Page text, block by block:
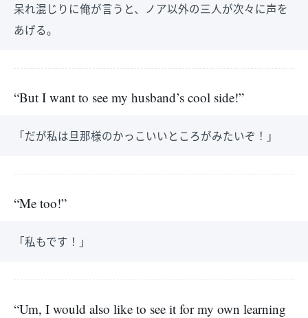
呆れ混じりに俺が言うと、ノア以外の三人が次々に声を
あげる。
“But I want to see my husband’s cool side!”
「だが私は旦那様のかっこいいところがみたいぞ！」
“Me too!”
「私もです！」
“Um, I would also like to see it for my own learning